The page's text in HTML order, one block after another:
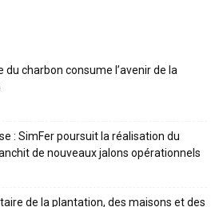
du charbon consume l’avenir de la
: SimFer poursuit la réalisation du
de nouveaux jalons opérationnels
de la plantation, des maisons et des